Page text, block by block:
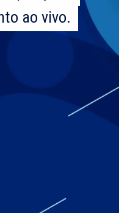
ao vivo.
ao vivo.